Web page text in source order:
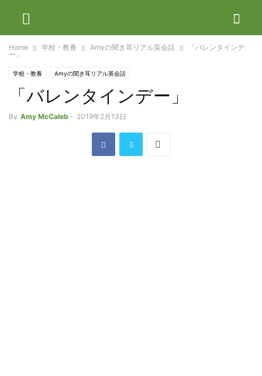
Home 学校・教養 Amyの聞き耳リアル英会話
「バレンタインデ
ー」
学校・教養 Amyの聞き耳リアル英会話
「バレンタインデー」
By Amy McCaleb - 2019年2月13日